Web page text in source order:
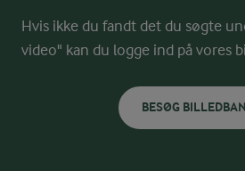
Hvis ikke du fandt det du søgte
video" kan du logge ind på vores
BESØG